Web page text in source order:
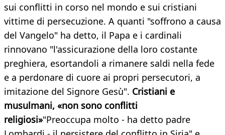
sui conflitti in corso nel mondo e sui cristiani
vittime di persecuzione. A quanti "soffrono a causa
del Vangelo" ha detto, il Papa e i cardinali
rinnovano "l'assicurazione della loro costante
preghiera, esortandoli a rimanere saldi nella fede
e a perdonare di cuore ai propri persecutori, a
imitazione del Signore Gesù". Cristiani e
musulmani, «non sono conflitti
religiosi»"Preoccupa molto - ha detto padre